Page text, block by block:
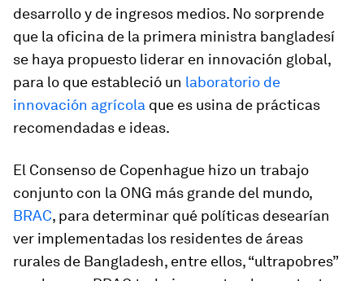
desarrollo y de ingresos medios. No sorprende
que la oficina de la primera ministra bangladesí
se haya propuesto liderar en innovación global,
para lo que estableció un laboratorio de
innovación agrícola que es usina de prácticas
recomendadas e ideas.
El Consenso de Copenhague hizo un trabajo
conjunto con la ONG más grande del mundo,
BRAC, para determinar qué políticas desearían
ver implementadas los residentes de áreas
rurales de Bangladesh, entre ellos, “ultrapobres”